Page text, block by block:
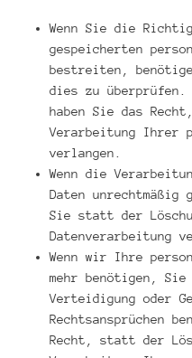
Wenn Sie die
gespeicherten
bestreiten,
dies zu überprüfen.
haben Sie das
Verarbeitung Ihrer
verlangen.
Wenn die
Daten unrechtmäßig
Sie statt der
Datenverarbeitung
Wenn wir Ihre
mehr benötigen, Sie
Verteidigung oder
Rechtsansprüchen
Recht, statt der